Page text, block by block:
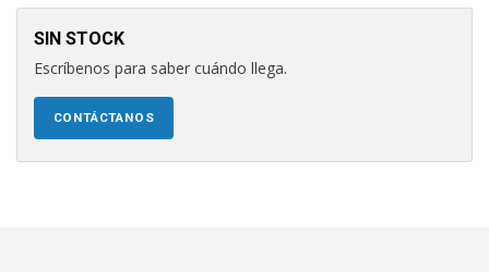
SIN STOCK
Escríbenos para saber cuándo llega.
CONTÁCTANOS